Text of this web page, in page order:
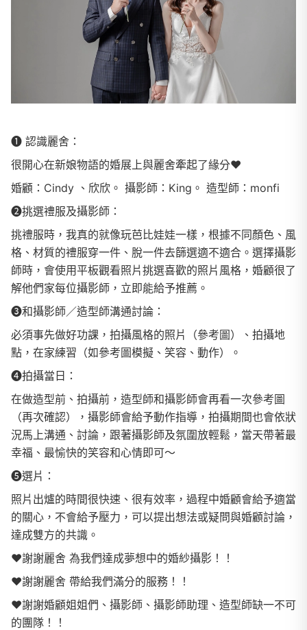
❶ 認識麗舍：
很開心在新娘物語的婚展上與麗舍牽起了緣分❤️
婚顧：Cindy 、欣欣。 攝影師：King。 造型師：monfi
❷挑選禮服及攝影師：
挑禮服時，我真的就像玩芭比娃娃一樣，根據不同顏色、風
格、材質的禮服穿一件、脫一件去篩選適不適合。選擇攝影
師時，會使用平板觀看照片挑選喜歡的照片風格，婚顧很了
解他們家每位攝影師，立即能給予推薦。
❸和攝影師／造型師溝通討論：
必須事先做好功課，拍攝風格的照片（參考圖）、拍攝地
點，在家練習（如參考圖模擬、笑容、動作）。
❹拍攝當日：
在做造型前、拍攝前，造型師和攝影師會再看一次參考圖
（再次確認），攝影師會給予動作指導，拍攝期間也會依狀
況馬上溝通、討論，跟著攝影師及氛圍放輕鬆，當天帶著最
幸福、最愉快的笑容和心情即可～
❺選片：
照片出爐的時間很快速、很有效率，過程中婚顧會給予適當
的關心，不會給予壓力，可以提出想法或疑問與婚顧討論，
達成雙方的共識。
❤️謝謝麗舍 為我們達成夢想中的婚紗攝影！！
❤️謝謝麗舍 帶給我們滿分的服務！！
❤️謝謝婚顧姐姐們、攝影師、攝影師助理、造型師缺一不可
的團隊！！